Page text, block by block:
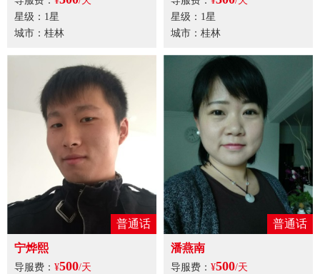
星级：1星
城市：桂林
星级：1星
城市：桂林
普通话
宁烨熙
导服费： ¥500/天
普通话
潘燕南
导服费： ¥500/天